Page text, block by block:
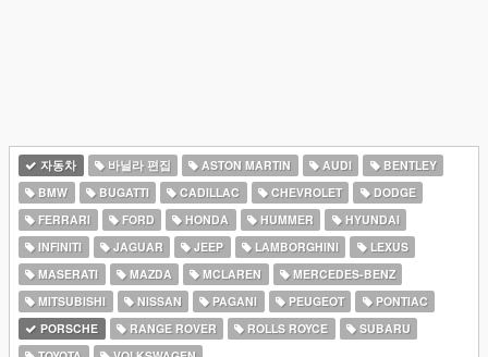
자동차 바닐라 편집 ASTON MARTIN AUDI
BENTLEY
BMW
BUGATTI CADILLAC CHEVROLET
DODGE
FERRARI
FORD HONDA HUMMER
HYUNDAI
INFINITI
JAGUAR JEEP LAMBORGHINI
LEXUS
MASERATI
MAZDA MCLAREN
MERCEDES-BENZ
MITSUBISHI
NISSAN PAGANI PEUGEOT
PONTIAC
PORSCHE
RANGE ROVER ROLLS ROYCE
SUBARU